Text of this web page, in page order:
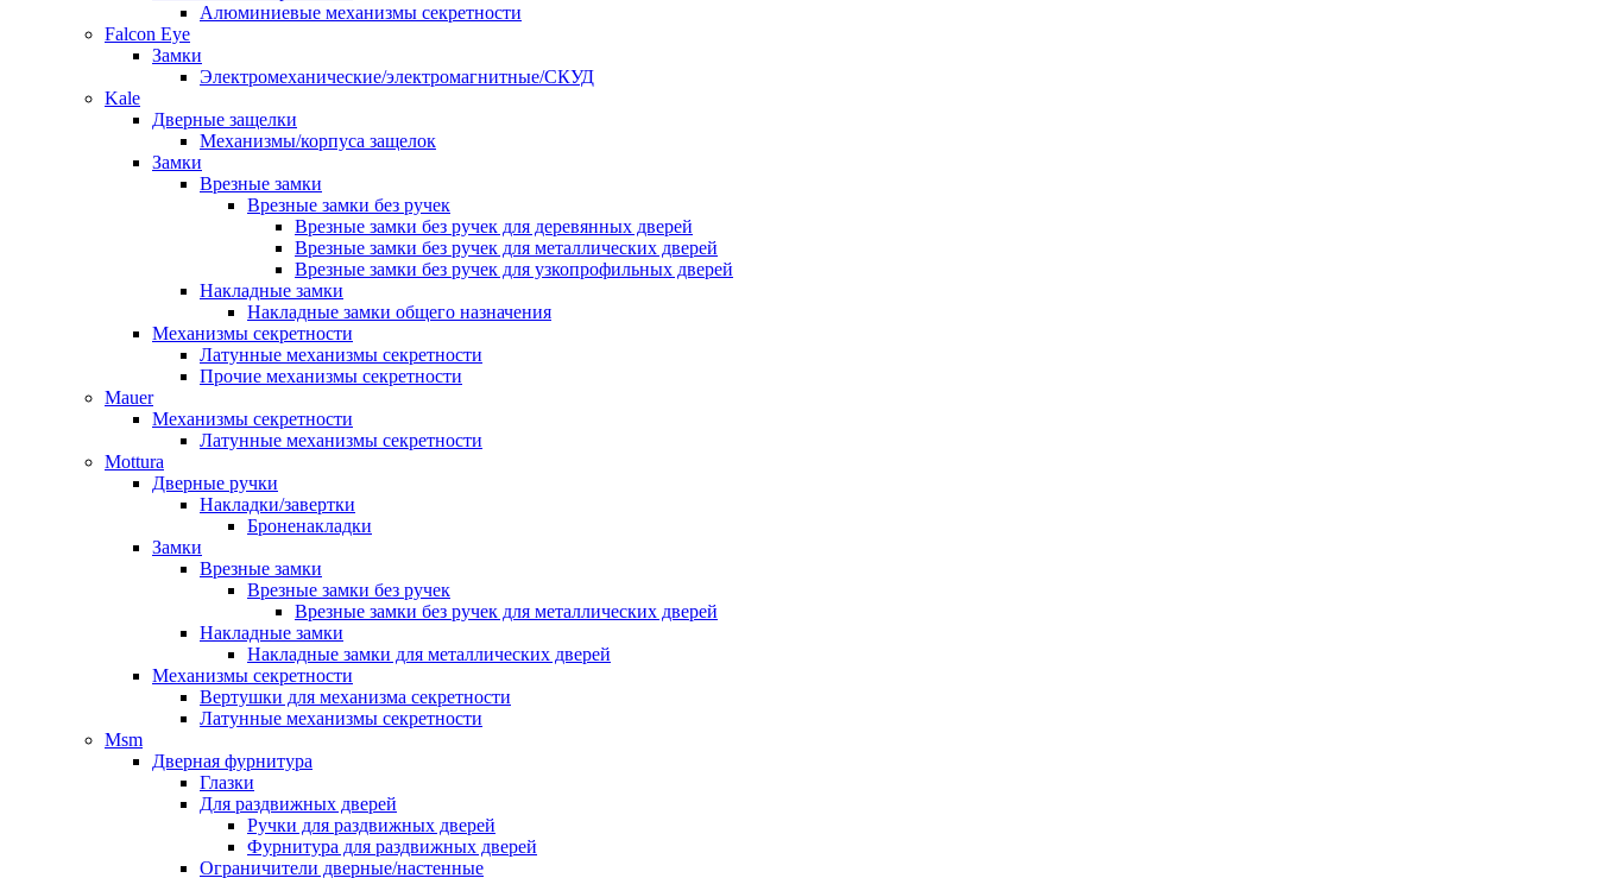
Алюминиевые механизмы секретности
Falcon Eye
Замки
Электромеханические/электромагнитные/СКУД
Kale
Дверные защелки
Механизмы/корпуса защелок
Замки
Врезные замки
Врезные замки без ручек
Врезные замки без ручек для деревянных дверей
Врезные замки без ручек для металлических дверей
Врезные замки без ручек для узкопрофильных дверей
Накладные замки
Накладные замки общего назначения
Механизмы секретности
Латунные механизмы секретности
Прочие механизмы секретности
Mauer
Механизмы секретности
Латунные механизмы секретности
Mottura
Дверные ручки
Накладки/завертки
Броненакладки
Замки
Врезные замки
Врезные замки без ручек
Врезные замки без ручек для металлических дверей
Накладные замки
Накладные замки для металлических дверей
Механизмы секретности
Вертушки для механизма секретности
Латунные механизмы секретности
Msm
Дверная фурнитура
Глазки
Для раздвижных дверей
Ручки для раздвижных дверей
Фурнитура для раздвижных дверей
Ограничители дверные/настенные